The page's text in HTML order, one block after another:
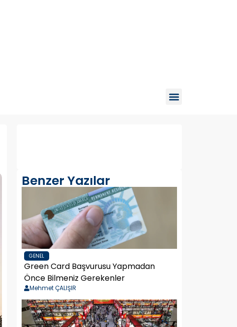
Benzer Yazılar
GENEL
Green Card Başvurusu Yapmadan
Önce Bilmeniz Gerekenler
Mehmet ÇALIŞIR